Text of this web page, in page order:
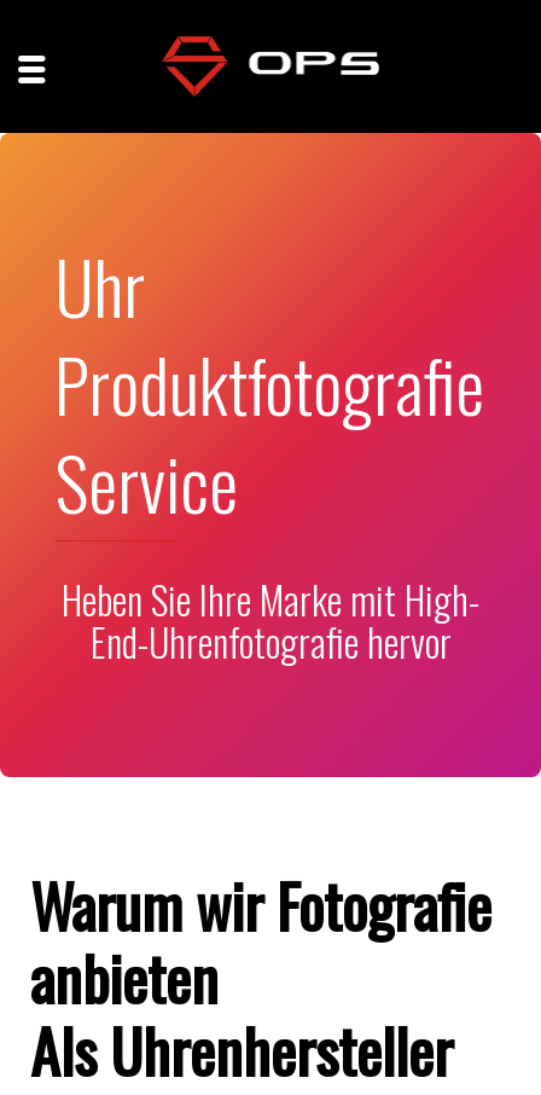
Uhr
Produktfotografie
Service
Heben Sie Ihre Marke mit High-
End-Uhrenfotografie hervor
Warum wir Fotografie
anbieten
Als Uhrenhersteller